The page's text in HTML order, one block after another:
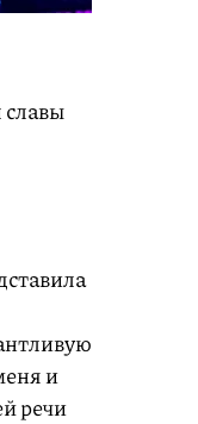
славы
и
речи